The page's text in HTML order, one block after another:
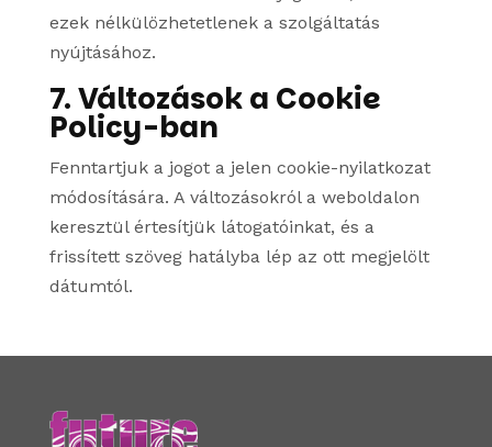
ezek nélkülözhetetlenek a szolgáltatás
nyújtásához.
7. Változások a Cookie
Policy-ban
Fenntartjuk a jogot a jelen cookie-nyilatkozat
módosítására. A változásokról a weboldalon
keresztül értesítjük látogatóinkat, és a
frissített szöveg hatályba lép az ott megjelölt
dátumtól.